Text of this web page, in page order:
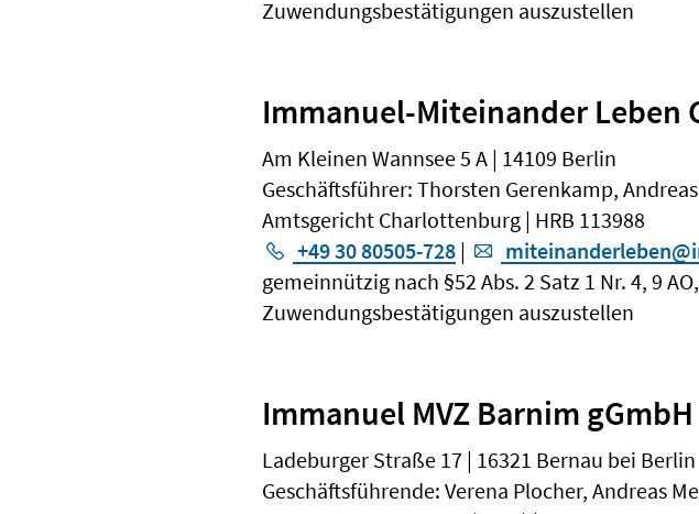
Zuwendungsbestätigungen auszustellen
Immanuel-Miteinander Leben
Am Kleinen Wannsee 5 A | 14109 Berlin
Geschäftsführer: Thorsten Gerenkamp,
Amtsgericht Charlottenburg | HRB 113988
+49 30 80505-728 |
gemeinnützig nach §52 Abs. 2 Satz 1 Nr. 4, 9
Zuwendungsbestätigungen auszustellen
Immanuel MVZ Barnim gGmbH
Ladeburger Straße 17 | 16321 Bernau bei Berlin
Geschäftsführende: Verena Plocher, Andreas